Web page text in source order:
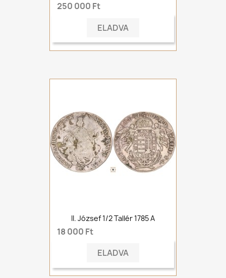
250 000 Ft
ELADVA
II. József 1/2 Tallér 1785 A
18 000 Ft
ELADVA